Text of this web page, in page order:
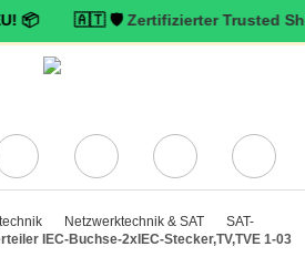
🇦🇹 🛡️ Zertifizierter Trusted Shops
Netzwerktechnik & SAT
SAT-
IEC-Buchse-2xIEC-Stecker,TV,TVE 1-03